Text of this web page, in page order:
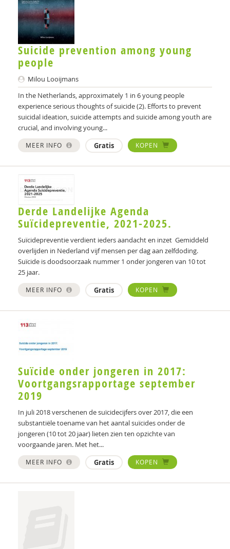
Suicide prevention among young
people
Milou Looijmans
In the Netherlands, approximately 1 in 6 young people
experience serious thoughts of suicide (2). Efforts to prevent
suicidal ideation, suicide attempts and suicide among youth are
crucial, and involving young...
MEER INFO Gratis KOPEN
Derde Landelijke Agenda
Suïcidepreventie, 2021-2025.
Suïcidepreventie verdient ieders aandacht en inzet Gemiddeld
overlijden in Nederland vijf mensen per dag aan zelfdoding.
Suïcide is doodsoorzaak nummer 1 onder jongeren van 10 tot
25 jaar.
MEER INFO Gratis KOPEN
Suïcide onder jongeren in 2017:
Voortgangsrapportage september
2019
In juli 2018 verschenen de suïcidecijfers over 2017, die een
substantiële toename van het aantal suïcides onder de
jongeren (10 tot 20 jaar) lieten zien ten opzichte van
voorgaande jaren. Met het...
MEER INFO Gratis KOPEN